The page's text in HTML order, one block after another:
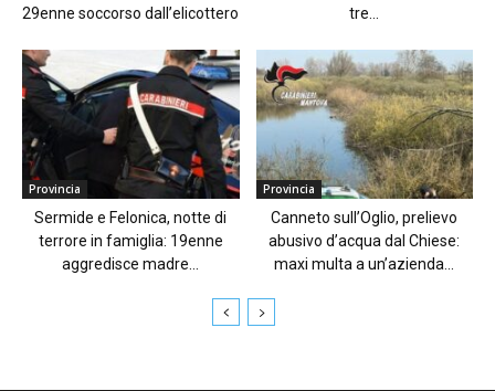
29enne soccorso dall’elicottero
tre...
Provincia
Sermide e Felonica, notte di
terrore in famiglia: 19enne
aggredisce madre...
Provincia
Canneto sull’Oglio, prelievo
abusivo d’acqua dal Chiese:
maxi multa a un’azienda...